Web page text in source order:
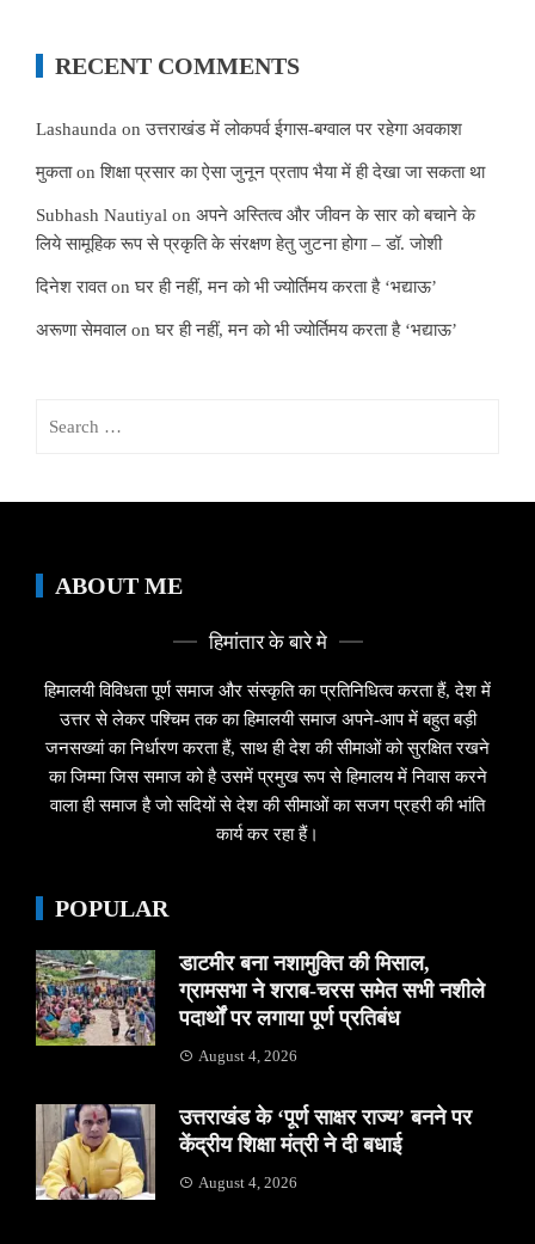
RECENT COMMENTS
Lashaunda onउत्तराखंड में लोकपर्व ईगास-बग्वाल पर रहेगा अवकाश
मुकताonशिक्षा प्रसार का ऐसा जुनून प्रताप भैया में ही देखा जा सकता था
Subhash Nautiyal on अपने अस्तित्व और जीवन के सार को बचाने के
लिये सामूहिक रूप से प्रकृति के संरक्षण हेतु जुटना होगा – डॉ. जोशी
दिनेश रावतonघर ही नहीं, मन को भी ज्योर्तिमय करता है ‘भद्याऊ’
अरूणा सेमवाल onघर ही नहीं, मन को भी ज्योर्तिमय करता है ‘भद्याऊ’
ABOUT ME
हिमांतार के बारे मे
हिमालयी विविधता पूर्ण समाज और संस्कृति का प्रतिनिधित्व करता हैं, देश में
उत्तर से लेकर पश्चिम तक का हिमालयी समाज अपने-आप में बहुत बड़ी
जनसख्यां का निर्धारण करता हैं, साथ ही देश की सीमाओं को सुरक्षित रखने
का जिम्मा जिस समाज को है उसमें प्रमुख रूप से हिमालय में निवास करने
वाला ही समाज है जो सदियों से देश की सीमाओं का सजग प्रहरी की भांति
कार्य कर रहा हैं।
POPULAR
डाटमीर बना नशामुक्ति की मिसाल,
ग्रामसभा ने शराब-चरस समेत सभी नशीले
पदार्थों पर लगाया पूर्ण प्रतिबंध
August 4, 2026
उत्तराखंड के ‘पूर्ण साक्षर राज्य’ बनने पर
केंद्रीय शिक्षा मंत्री ने दी बधाई
August 4, 2026